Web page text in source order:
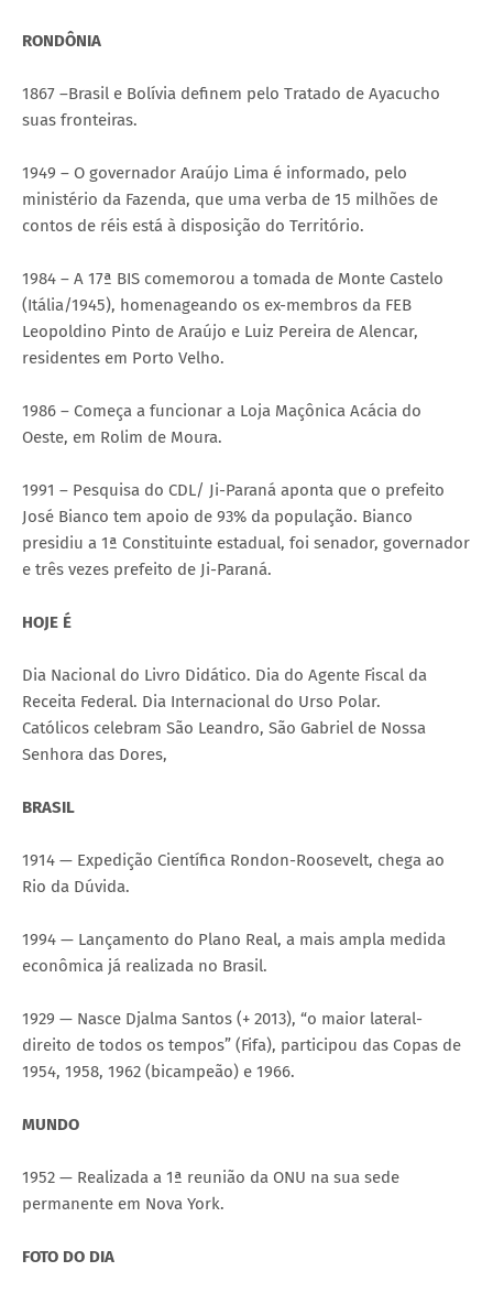
RONDÔNIA
1867 –Brasil e Bolívia definem pelo Tratado de Ayacucho
suas fronteiras.
1949 – O governador Araújo Lima é informado, pelo
ministério da Fazenda, que uma verba de 15 milhões de
contos de réis está à disposição do Território.
1984 – A 17ª BIS comemorou a tomada de Monte Castelo
(Itália/1945), homenageando os ex-membros da FEB
Leopoldino Pinto de Araújo e Luiz Pereira de Alencar,
residentes em Porto Velho.
1986 – Começa a funcionar a Loja Maçônica Acácia do
Oeste, em Rolim de Moura.
1991 – Pesquisa do CDL/ Ji-Paraná aponta que o prefeito
José Bianco tem apoio de 93% da população. Bianco
presidiu a 1ª Constituinte estadual, foi senador, governador
e três vezes prefeito de Ji-Paraná.
HOJE É
Dia Nacional do Livro Didático. Dia do Agente Fiscal da
Receita Federal. Dia Internacional do Urso Polar.
Católicos celebram São Leandro, São Gabriel de Nossa
Senhora das Dores,
BRASIL
1914 — Expedição Científica Rondon-Roosevelt, chega ao
Rio da Dúvida.
1994 — Lançamento do Plano Real, a mais ampla medida
econômica já realizada no Brasil.
1929 — Nasce Djalma Santos (+ 2013), “o maior lateral-
direito de todos os tempos” (Fifa), participou das Copas de
1954, 1958, 1962 (bicampeão) e 1966.
MUNDO
1952 — Realizada a 1ª reunião da ONU na sua sede
permanente em Nova York.
FOTO DO DIA